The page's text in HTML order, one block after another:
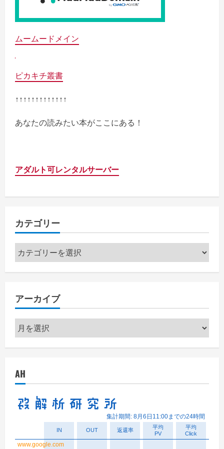
ムームードメイン
ピカキチ叢書
↑↑↑↑↑↑↑↑↑↑↑↑↑
あなたの読みたい本がここにある！
アダルト可レンタルサーバー
カテゴリー
カ
テ
ー
アーカイブ
ア
ー
ブ
AH